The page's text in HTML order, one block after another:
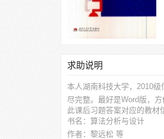
求助说明
本人湖南科技大学，2010
尽完整。最好是Word版，
此课后习题答案对应的教材
书名：算法分析与设计
作者：黎远松 等